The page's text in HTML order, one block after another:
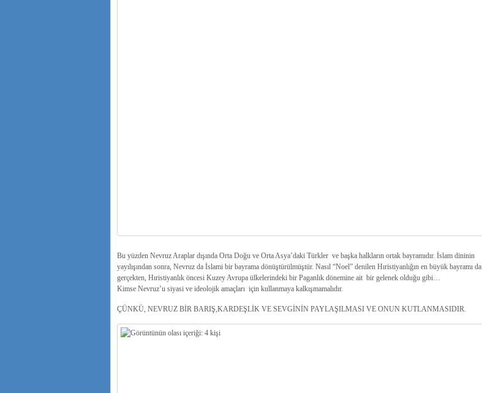
Bu yüzden Nevruz Araplar dışında Orta Doğu ve Orta Asya’daki Türkler ve başka halkların ortak bayramıdır. İslam dininin
yayılışından sonra, Nevruz da İslami bir bayrama dönüştürülmüştür. Nasıl “Noel” denilen Hıristiyanlığın en büyük bayramı da
gerçekten, Hıristiyanlık öncesi Kuzey Avrupa ülkelerindeki bir Paganlık dönemine ait bir gelenek olduğu gibi…
Kimse Nevruz’u siyasi ve ideolojik amaçları için kullanmaya kalkışmamalıdır.
ÇÜNKÜ, NEVRUZ BİR BARIŞ,KARDEŞLİK VE SEVGİNİN PAYLAŞILMASI VE ONUN KUTLANMASIDIR.